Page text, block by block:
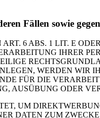
Fällen sowie
6 ABS. 1 LIT. E
IHRER
WERDEN WIR
FÜR DIE
AUSÜBUNG ODER
UM
DATEN ZUM